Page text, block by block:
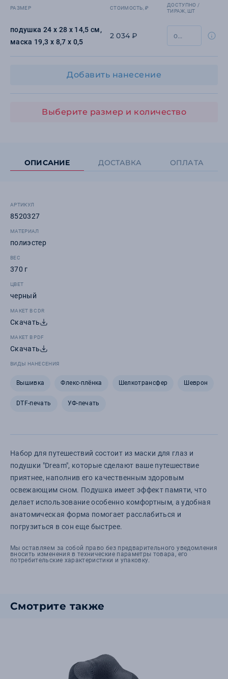
РАЗМЕР СТОИМОСТЬ, ₽
ДОСТУПНО /
ТИРАЖ, ШТ
подушка 24 х 28 х 14,5 см,
маска 19,3 х 8,7 х 0,5
2 034 ₽
Добавить нанесение
Выберите размер и количество
ОПИСАНИЕ ДОСТАВКА ОПЛАТА
АРТИКУЛ
8520327
МАТЕРИАЛ
полиэстер
ВЕС
370 г
ЦВЕТ
черный
МАКЕТ В CDR
Скачать
МАКЕТ В PDF
Скачать
ВИДЫ НАНЕСЕНИЯ
Вышивка Флекс-плёнка Шелкотрансфер Шеврон
DTF-печать УФ-печать
Набор для путешествий состоит из маски для глаз и
подушки "Dream", которые сделают ваше путешествие
приятнее, наполнив его качественным здоровым
освежающим сном. Подушка имеет эффект памяти, что
делает использование особенно комфортным, а удобная
анатомическая форма помогает расслабиться и
погрузиться в сон еще быстрее.
Мы оставляем за собой право без предварительного уведомления
вносить изменения в технические параметры товара, его
потребительские характеристики и упаковку.
Смотрите также